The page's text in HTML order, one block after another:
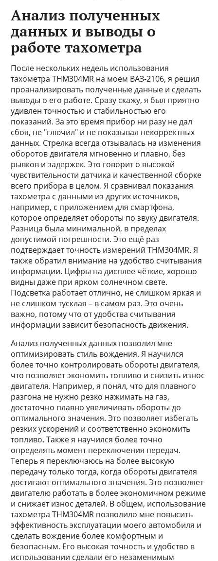
Анализ полученных
данных и выводы о
работе тахометра
После нескольких недель использования
тахометра THM304MR на моем ВАЗ-2106, я решил
проанализировать полученные данные и сделать
выводы о его работе. Сразу скажу, я был приятно
удивлен точностью и стабильностью его
показаний. За это время прибор ни разу не дал
сбоя, не "глючил" и не показывал некорректных
данных. Стрелка всегда отзывалась на изменения
оборотов двигателя мгновенно и плавно, без
рывков и задержек. Это говорит о высокой
чувствительности датчика и качественной сборке
всего прибора в целом. Я сравнивал показания
тахометра с данными из других источников,
например, с приложением для смартфона,
которое определяет обороты по звуку двигателя.
Разница была минимальной, в пределах
допустимой погрешности. Это ещё раз
подтверждает точность измерений THM304MR. Я
также обратил внимание на удобство считывания
информации. Цифры на дисплее чёткие, хорошо
видны даже при ярком солнечном свете.
Подсветка работает отлично, не слишком яркая и
не слишком тусклая – в самом раз. Это очень
важно, потому что от удобства считывания
информации зависит безопасность движения.
Анализ полученных данных позволил мне
оптимизировать стиль вождения. Я научился
более точно контролировать обороты двигателя,
что позволяет экономить топливо и снизить износ
двигателя. Например, я понял, что для плавного
разгона не нужно резко нажимать на газ,
достаточно плавно увеличивать обороты до
оптимального значения. Это позволяет избегать
резких ускорений и соответственно экономить
топливо. Также я научился более точно
определять момент переключения передач.
Теперь я переключаюсь на более высокую
передачу только тогда, когда обороты двигателя
достигают оптимального значения. Это позволяет
двигателю работать в более экономичном режиме
и снижает износ деталей. В общем, использование
тахометра THM304MR позволило мне повысить
эффективность эксплуатации моего автомобиля и
сделать вождение более комфортным и
безопасным. Его высокая точность и удобство в
использовании сделали его незаменимым